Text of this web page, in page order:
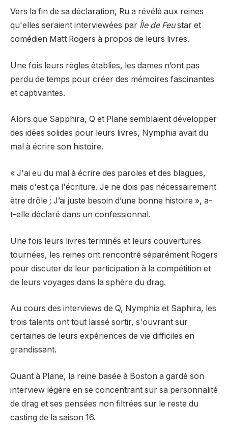
Vers la fin de sa déclaration, Ru a révélé aux reines
qu'elles seraient interviewées par Île de Feustar et
comédien Matt Rogers à propos de leurs livres.
Une fois leurs règles établies, les dames n’ont pas
perdu de temps pour créer des mémoires fascinantes
et captivantes.
Alors que Sapphira, Q et Plane semblaient développer
des idées solides pour leurs livres, Nymphia avait du
mal à écrire son histoire.
« J'ai eu du mal à écrire des paroles et des blagues,
mais c'est ça l'écriture. Je ne dois pas nécessairement
être drôle ; J’ai juste besoin d’une bonne histoire », a-
t-elle déclaré dans un confessionnal.
Une fois leurs livres terminés et leurs couvertures
tournées, les reines ont rencontré séparément Rogers
pour discuter de leur participation à la compétition et
de leurs voyages dans la sphère du drag.
Au cours des interviews de Q, Nymphia et Saphira, les
trois talents ont tout laissé sortir, s'ouvrant sur
certaines de leurs expériences de vie difficiles en
grandissant.
Quant à Plane, la reine basée à Boston a gardé son
interview légère en se concentrant sur sa personnalité
de drag et ses pensées non filtrées sur le reste du
casting de la saison 16.